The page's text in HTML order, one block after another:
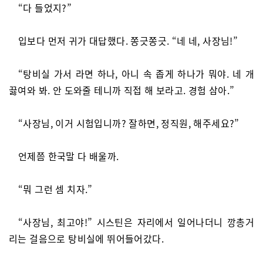
“다 들었지?”
입보다 먼저 귀가 대답했다. 쫑긋쫑긋. “네 네, 사장님!”
“탕비실 가서 라면 하나, 아니 속 좁게 하나가 뭐야. 네 개
끓여와 봐. 안 도와줄 테니까 직접 해 보라고. 경험 삼아.”
“사장님, 이거 시험입니까? 잘하면, 정직원, 해주세요?”
언제쯤 한국말 다 배울까.
“뭐 그런 셈 치자.”
“사장님, 최고야!” 시스틴은 자리에서 일어나더니 깡총거
리는 걸음으로 탕비실에 뛰어들어갔다.